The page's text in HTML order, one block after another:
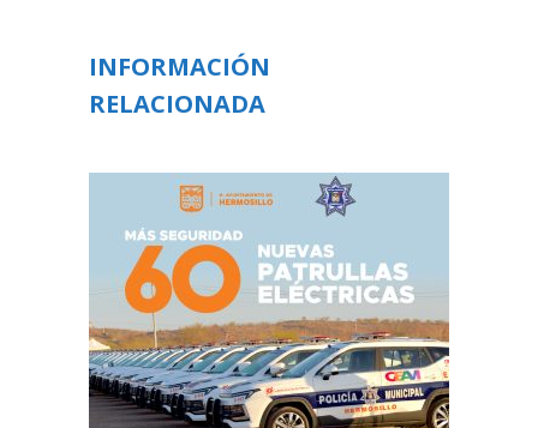
INFORMACIÓN
RELACIONADA